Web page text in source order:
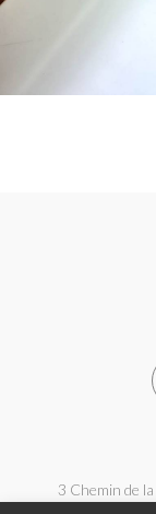
3 Chemin de